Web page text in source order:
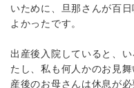
いために、旦那さんが百
よかったです。
出産後入院していると、
たし、私も何人かのお見
産後のお母さんは休息が